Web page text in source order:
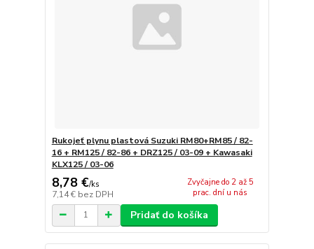
Rukojeť plynu plastová Suzuki RM80+RM85 / 82-
16 + RM125 / 82-86 + DRZ125 / 03-09 + Kawasaki
KLX125 / 03-06
8,78 €/ks
7,14 € bez DPH
Zvyčajne do 2 až 5
prac. dní u nás
Pridať do košíka